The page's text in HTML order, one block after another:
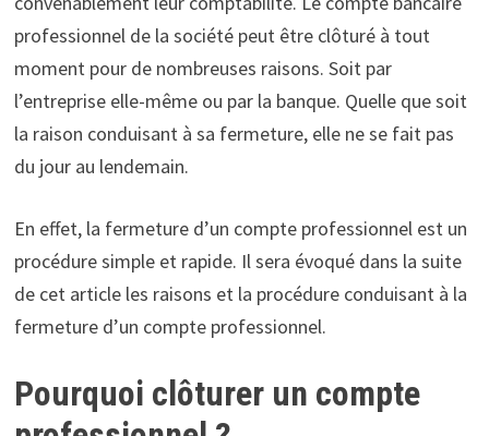
professionnel de la société peut être clôturé à tout
moment pour de nombreuses raisons. Soit par
l’entreprise elle-même ou par la banque. Quelle que soit
la raison conduisant à sa fermeture, elle ne se fait pas
du jour au lendemain.
En effet, la fermeture d’un compte professionnel est un
procédure simple et rapide. Il sera évoqué dans la suite
de cet article les raisons et la procédure conduisant à la
fermeture d’un compte professionnel.
Pourquoi clôturer un compte